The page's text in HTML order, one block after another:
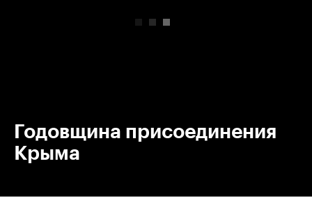
Годовщина присоединения
Крыма